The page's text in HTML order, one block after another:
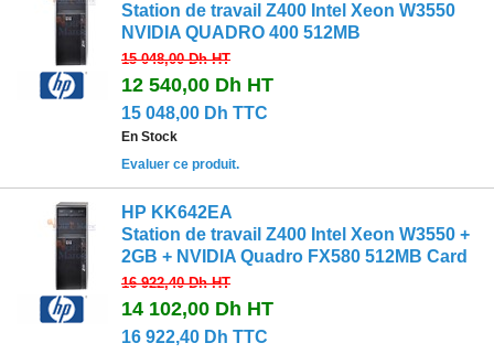
Station de travail Z400 Intel Xeon W3550
NVIDIA QUADRO 400 512MB
15 048,00 DhHT
12 540,00 Dh HT
15 048,00 Dh TTC
En Stock
Evaluer ce produit.
HP KK642EA
Station de travail Z400 Intel Xeon W3550 +
2GB + NVIDIA Quadro FX580 512MB Card
16 922,40 DhHT
14 102,00 Dh HT
16 922,40 Dh TTC